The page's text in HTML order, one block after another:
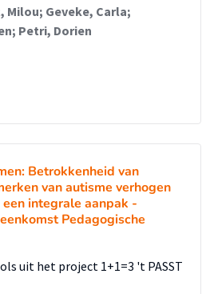
Milou; Geveke, Carla;
Petri, Dorien
Betrokkenheid van
van autisme verhogen
integrale aanpak -
Pedagogische
uit het project 1+1=3 't PASST